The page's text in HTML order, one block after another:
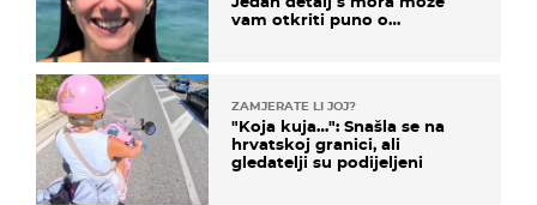
vam otkriti puno o
ZAMJERATE LI JOJ?
"Koja kuja…": Snašla se na
hrvatskoj granici, ali
gledatelji su podijeljeni